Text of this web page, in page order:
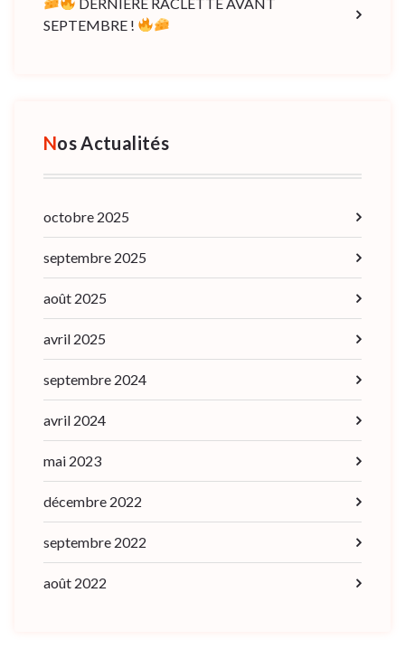
SEPTEMBRE !
Nos Actualités
octobre 2025
septembre 2025
août 2025
avril 2025
septembre 2024
avril 2024
mai 2023
décembre 2022
septembre 2022
août 2022